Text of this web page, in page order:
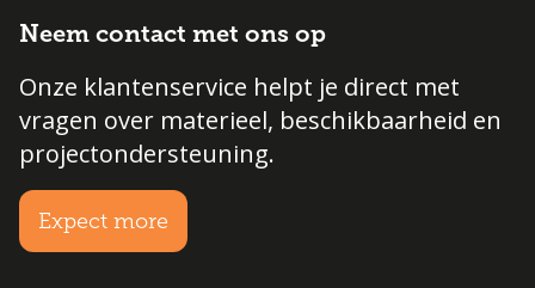
Neem contact met ons op
Onze klantenservice helpt je direct met
vragen over materieel, beschikbaarheid en
projectondersteuning.
Expect more